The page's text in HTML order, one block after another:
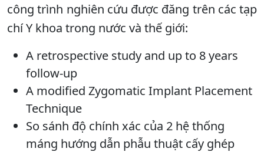
công trình nghiên cứu được đăng trên các tạp
chí Y khoa trong nước và thế giới:
A retrospective study and up to 8 years
follow-up
A modified Zygomatic Implant Placement
Technique
So sánh độ chính xác của 2 hệ thống
máng hướng dẫn phẫu thuật cấy ghép